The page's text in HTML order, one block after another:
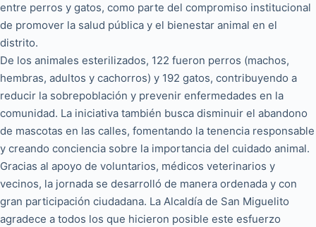
entre perros y gatos, como parte del compromiso institucional
de promover la salud pública y el bienestar animal en el
distrito.
De los animales esterilizados, 122 fueron perros (machos,
hembras, adultos y cachorros) y 192 gatos, contribuyendo a
reducir la sobrepoblación y prevenir enfermedades en la
comunidad. La iniciativa también busca disminuir el abandono
de mascotas en las calles, fomentando la tenencia responsable
y creando conciencia sobre la importancia del cuidado animal.
Gracias al apoyo de voluntarios, médicos veterinarios y
vecinos, la jornada se desarrolló de manera ordenada y con
gran participación ciudadana. La Alcaldía de San Miguelito
agradece a todos los que hicieron posible este esfuerzo